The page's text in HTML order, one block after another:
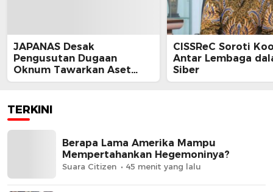
JAPANAS Desak
Pengusutan Dugaan
Oknum Tawarkan Aset
Negara, Minta Pemerintah
CISSReC Soroti
Antar Lembaga
Siber
TERKINI
Berapa Lama Amerika Mampu
Mempertahankan Hegemoninya?
Suara Citizen 45 menit yang lalu